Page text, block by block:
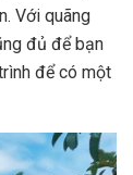
Với quãng
đủ để bạn
để có một